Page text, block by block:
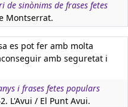
de sinònims de frases fetes
Montserrat.
es pot fer amb molta
amb seguretat i
i frases fetes populars
L'Avui / El Punt Avui.